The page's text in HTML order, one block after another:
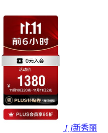
[ ]新秀丽